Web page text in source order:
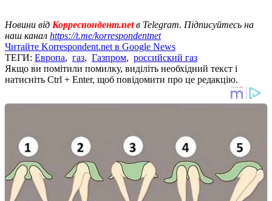
Новини від Корреспондент.netв Telegram. Підписуйтесь на
наш канал https://t.me/korrespondentnet
Читайте Korrespondent.net в Google News
ТЕГИ: Европа, газ, Газпром, российский газ
Якщо ви помітили помилку, виділіть необхідний текст і
натисніть Ctrl + Enter, щоб повідомити про це редакцію.